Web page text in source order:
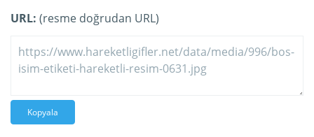
URL: (resme doğrudan URL)
Kopyala